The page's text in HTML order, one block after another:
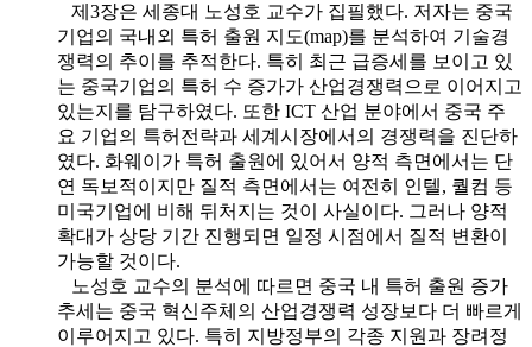
제3장은 세종대 노성호 교수가 집필했다. 저자는 중국
기업의 국내외 특허 출원 지도(map)를 분석하여 기술경
쟁력의 추이를 추적한다. 특히 최근 급증세를 보이고 있
는 중국기업의 특허 수 증가가 산업경쟁력으로 이어지고
있는지를 탐구하였다. 또한 ICT 산업 분야에서 중국 주
요 기업의 특허전략과 세계시장에서의 경쟁력을 진단하
였다. 화웨이가 특허 출원에 있어서 양적 측면에서는 단
연 독보적이지만 질적 측면에서는 여전히 인텔, 퀄컴 등
미국기업에 비해 뒤처지는 것이 사실이다. 그러나 양적
확대가 상당 기간 진행되면 일정 시점에서 질적 변환이
가능할 것이다.
노성호 교수의 분석에 따르면 중국 내 특허 출원 증가
추세는 중국 혁신주체의 산업경쟁력 성장보다 더 빠르게
이루어지고 있다. 특히 지방정부의 각종 지원과 장려정